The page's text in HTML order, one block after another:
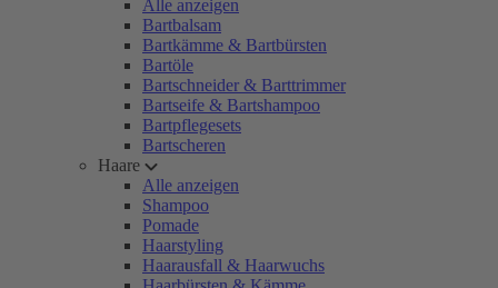
Alle anzeigen
Bartbalsam
Bartkämme & Bartbürsten
Bartöle
Bartschneider & Barttrimmer
Bartseife & Bartshampoo
Bartpflegesets
Bartscheren
Haare
Alle anzeigen
Shampoo
Pomade
Haarstyling
Haarausfall & Haarwuchs